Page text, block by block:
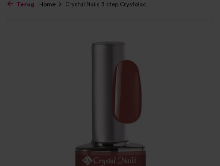
Terug Home Crystal Nails 3 step Crystalac...